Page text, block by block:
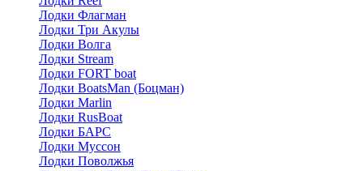
Лодки Флагман
Лодки Три Акулы
Лодки Волга
Лодки Stream
Лодки FORT boat
Лодки BoatsMan (Боцман)
Лодки Marlin
Лодки RusBoat
Лодки БАРС
Лодки Муссон
Лодки Поволжья